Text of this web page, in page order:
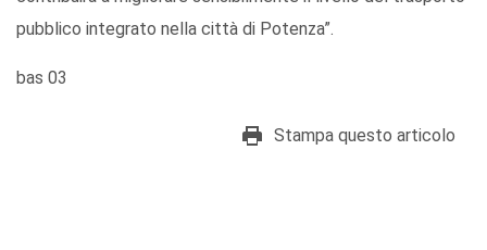
pubblico integrato nella città di Potenza”.
bas 03
Stampa questo articolo